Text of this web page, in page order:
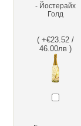
- Йостерайх
Голд
( +€23.52 /
46.00лв )